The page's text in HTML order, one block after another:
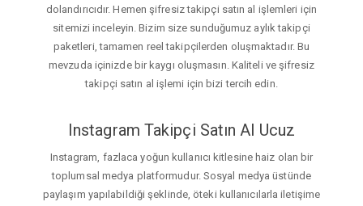
dolandırıcıdır. Hemen şifresiz takipçi satın al işlemleri için
sitemizi inceleyin. Bizim size sunduğumuz aylık takipçi
paketleri, tamamen reel takipçilerden oluşmaktadır. Bu
mevzuda içinizde bir kaygı oluşmasın. Kaliteli ve şifresiz
takipçi satın al işlemi için bizi tercih edin.
Instagram Takipçi Satın Al Ucuz
Instagram, fazlaca yoğun kullanıcı kitlesine haiz olan bir
toplumsal medya platformudur. Sosyal medya üstünde
paylaşım yapılabildiği şeklinde, öteki kullanıcılarla iletişime